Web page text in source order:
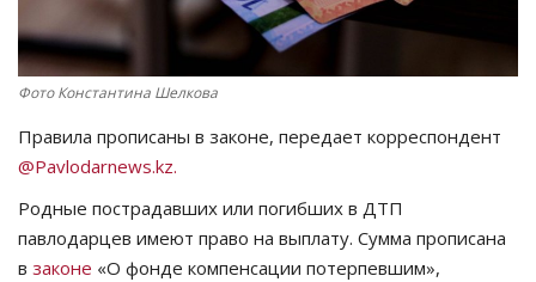
РАЗВЛЕЧЕНИЯ
OFFICIAL
Курултай
Язык
Қазақша Русский
Фото Константина Шелкова
Правила прописаны в законе, передает корреспондент
@Pavlodarnews.kz.
Родные пострадавших или погибших в ДТП
павлодарцев имеют право на выплату. Сумма прописана
в законе «О фонде компенсации потерпевшим»,